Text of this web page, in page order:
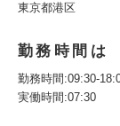
東京都港区
勤務時間は
勤務時間:09:30-
実働時間:07:30